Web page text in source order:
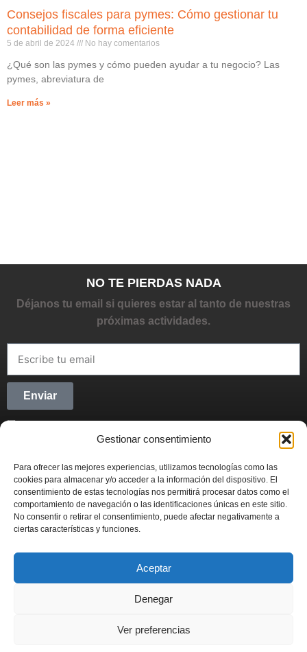
Gestionar consentimiento
Para ofrecer las mejores experiencias, utilizamos tecnologías como las
cookies para almacenar y/o acceder a la información del dispositivo. El
consentimiento de estas tecnologías nos permitirá procesar datos como el
comportamiento de navegación o las identificaciones únicas en este sitio.
No consentir o retirar el consentimiento, puede afectar negativamente a
ciertas características y funciones.
Aceptar
Denegar
Ver preferencias
Consejos fiscales para pymes: Cómo gestionar tu
contabilidad de forma eficiente
5 de abril de 2024 No hay comentarios
¿Qué son las pymes y cómo pueden ayudar a tu negocio? Las
pymes, abreviatura de
Leer más »
NO TE PIERDAS NADA
Déjanos tu email si quieres estar al tanto de nuestras
próximas actividades.
Enviar
Síguenos en Redes Sociales y forma parte del
movimiento emprendedor.